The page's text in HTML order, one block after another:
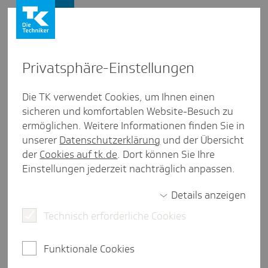
Oft gefragt: Wie lange dauern
DEÜV-Meldun­gen, bis sie
ankom­men?
Wir erhalten häufig Anfragen von Arbeitgebern,
die wissen wollen, wie lange die Übermittlung
eine Minute Lesezeit
Firmenkunden Meldeverfahren
Privat­sphäre-Einstel­lungen
Die TK verwendet Cookies, um Ihnen einen
sicheren und komfortablen Website-Besuch zu
ermöglichen. Weitere Informationen finden Sie in
unserer Datenschutzerklärung und der Übersicht
der Cookies auf tk.de. Dort können Sie Ihre
Einstellungen jederzeit nachträglich anpassen.
Details anzeigen
Technisch erforderliche Cookies
Funktionale Cookies